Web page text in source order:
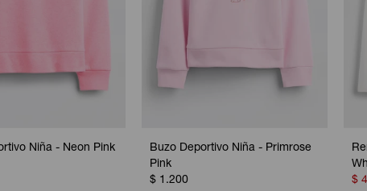
Niña - Neon Pink
Buzo Deportivo Niña - Primrose
Pink
$ 1.200
$